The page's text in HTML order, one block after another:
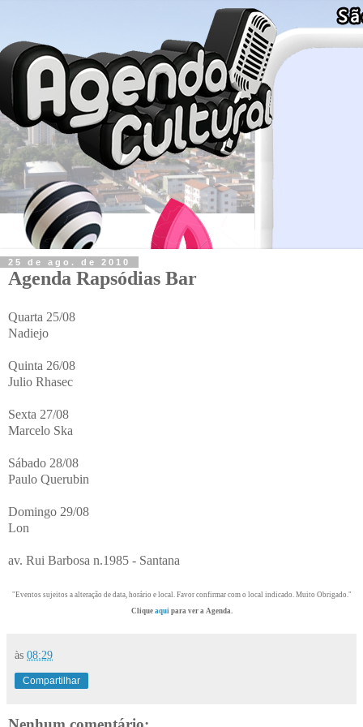
25 de ago. de 2010
Agenda Rapsódias Bar
Quarta 25/08
Nadiejo
Quinta 26/08
Julio Rhasec
Sexta 27/08
Marcelo Ska
Sábado 28/08
Paulo Querubin
Domingo 29/08
Lon
av. Rui Barbosa n.1985 - Santana
"Eventos sujeitos a alteração de data, horário e local. Favor confirmar com o local indicado. Muito Obrigado."
Clique aqui para ver a Agenda.
às 08:29
Compartilhar